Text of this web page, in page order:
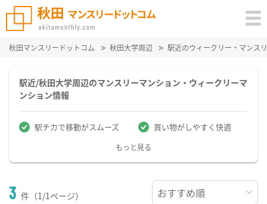
秋田マンスリードットコム 秋田大学周辺 駅近のウィークリー・マンス
駅近/秋田大学周辺のマンスリーマンション・ウィークリーマ
ンション情報
駅チカで移動がスムーズ 買い物がしやすく快適
もっと見る
3 件（1/1ページ）